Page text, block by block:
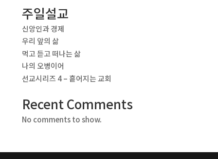
주일설교
신앙인과 경제
우리 앞의 삶
먹고 듣고 떠나는 삶
나의 오병이어
선교시리즈 4 – 흩어지는 교회
Recent Comments
No comments to show.